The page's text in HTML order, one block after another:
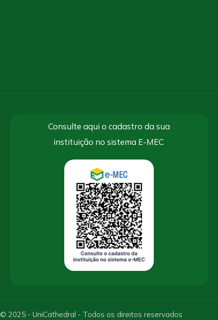
Consulte aqui o cadastro da sua
instituição no sistema E-MEC
© 2025 - UniCathedral - Todos os direitos reservados